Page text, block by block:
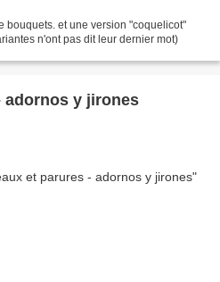
bouquets. et une version "coquelicot"
n'ont pas dit leur dernier mot)
adornos y jirones